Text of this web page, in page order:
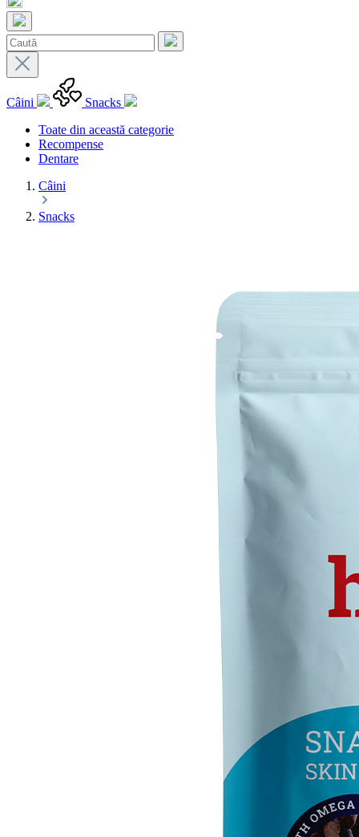
Câini
Snacks
Toate din această categorie
Recompense
Dentare
Câini
Snacks